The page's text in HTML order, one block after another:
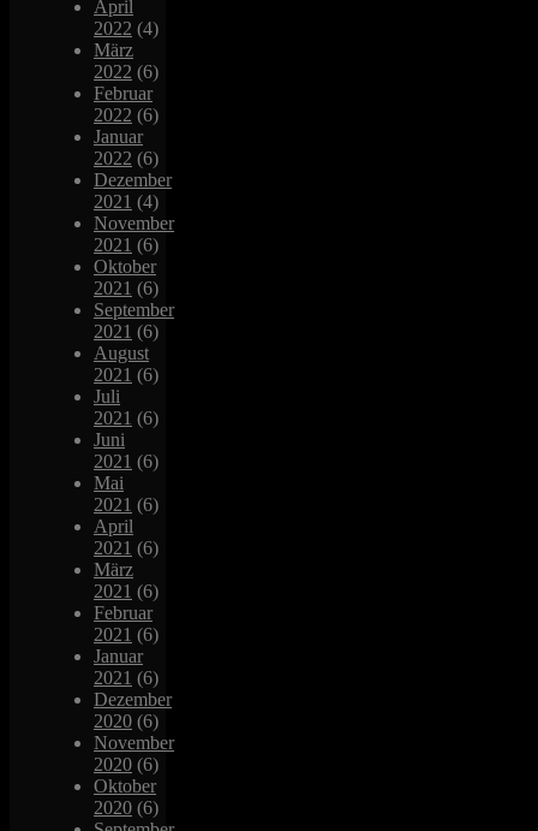
April
2022 (4)
März
2022 (6)
Februar
2022 (6)
Januar
2022 (6)
Dezember
2021 (4)
November
2021 (6)
Oktober
2021 (6)
September
2021 (6)
August
2021 (6)
Juli
2021 (6)
Juni
2021 (6)
Mai
2021 (6)
April
2021 (6)
März
2021 (6)
Februar
2021 (6)
Januar
2021 (6)
Dezember
2020 (6)
November
2020 (6)
Oktober
2020 (6)